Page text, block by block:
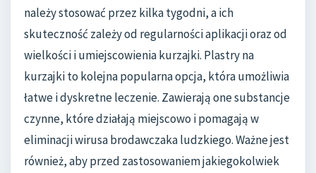
należy stosować przez kilka tygodni, a ich
skuteczność zależy od regularności aplikacji oraz od
wielkości i umiejscowienia kurzajki. Plastry na
kurzajki to kolejna popularna opcja, która umożliwia
łatwe i dyskretne leczenie. Zawierają one substancje
czynne, które działają miejscowo i pomagają w
eliminacji wirusa brodawczaka ludzkiego. Ważne jest
również, aby przed zastosowaniem jakiegokolwiek